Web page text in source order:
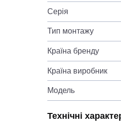
Серія
Тип монтажу
Країна бренду
Країна виробник
Модель
Технічні